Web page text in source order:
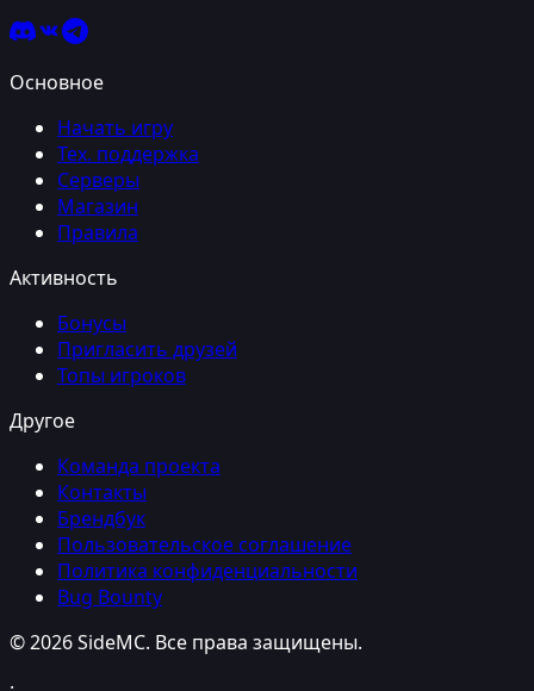
Основное
Начать игру
Тех. поддержка
Серверы
Магазин
Правила
Активность
Бонусы
Пригласить друзей
Топы игроков
Другое
Команда проекта
Контакты
Брендбук
Пользовательское соглашение
Политика конфиденциальности
Bug Bounty
©2026SideMC. Все права защищены.